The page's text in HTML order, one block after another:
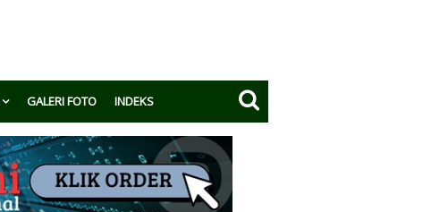
GALERI FOTO INDEKS